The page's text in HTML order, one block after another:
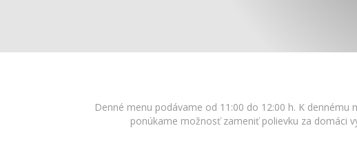
Denné menu podávame od 11:00 do 12:00 h. K
ponúkame možnosť zameniť polievku za domáci